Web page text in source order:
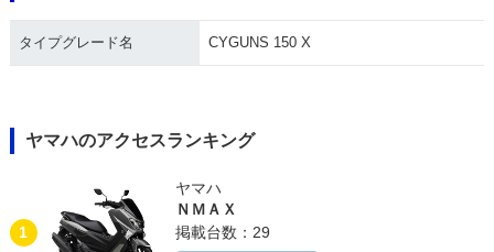
タイプグレード名 CYGUNS 150 X
ヤマハのアクセスランキング
1
ヤマハ
ＮＭＡＸ
掲載台数：29